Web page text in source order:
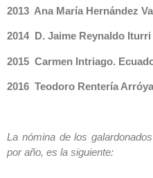
2013 Ana María Hernández
2014 D. Jaime Reynaldo
2015 Carmen Intriago.
2016 Teodoro Rentería
La nómina de los
por año, es la siguiente: